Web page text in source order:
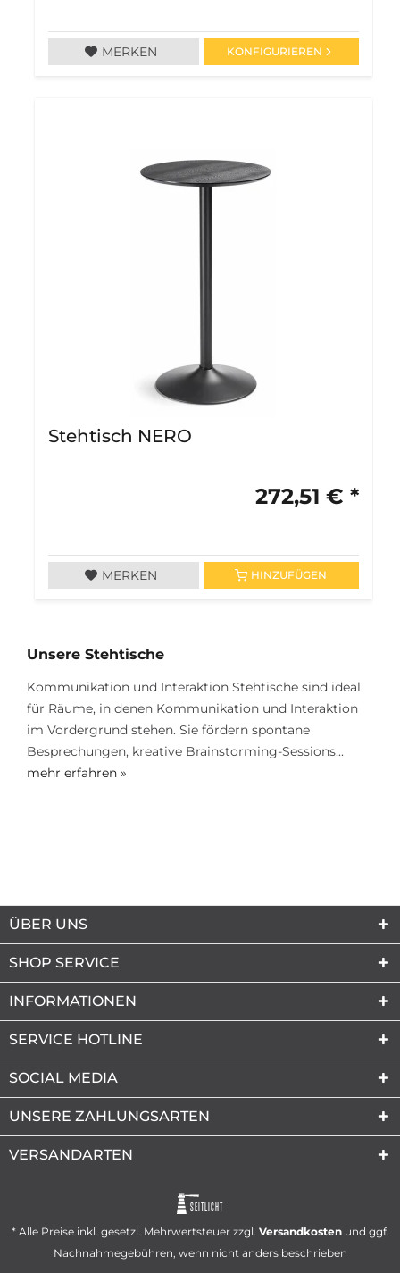
MERKEN KONFIGURIEREN
Stehtisch NERO
272,51 € *
MERKEN HINZUFÜGEN
Unsere Stehtische
Kommunikation und Interaktion Stehtische sind ideal
für Räume, in denen Kommunikation und Interaktion
im Vordergrund stehen. Sie fördern spontane
Besprechungen, kreative Brainstorming-Sessions...
mehr erfahren »
ÜBER UNS
SHOP SERVICE
INFORMATIONEN
SERVICE HOTLINE
SOCIAL MEDIA
UNSERE ZAHLUNGSARTEN
VERSANDARTEN
SEITLICHT
* Alle Preise inkl. gesetzl. Mehrwertsteuer zzgl. Versandkostenund ggf.
Nachnahmegebühren, wenn nicht anders beschrieben